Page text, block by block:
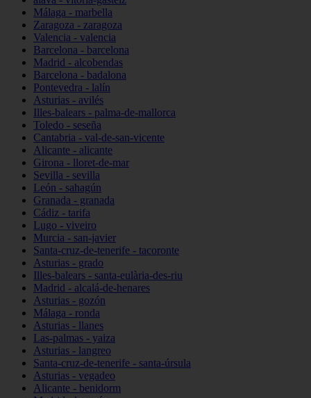
Málaga - marbella
Zaragoza - zaragoza
Valencia - valencia
Barcelona - barcelona
Madrid - alcobendas
Barcelona - badalona
Pontevedra - lalín
Asturias - avilés
Illes-balears - palma-de-mallorca
Toledo - seseña
Cantabria - val-de-san-vicente
Alicante - alicante
Girona - lloret-de-mar
Sevilla - sevilla
León - sahagún
Granada - granada
Cádiz - tarifa
Lugo - viveiro
Murcia - san-javier
Santa-cruz-de-tenerife - tacoronte
Asturias - grado
Illes-balears - santa-eulària-des-riu
Madrid - alcalá-de-henares
Asturias - gozón
Málaga - ronda
Asturias - llanes
Las-palmas - yaiza
Asturias - langreo
Santa-cruz-de-tenerife - santa-úrsula
Asturias - vegadeo
Alicante - benidorm